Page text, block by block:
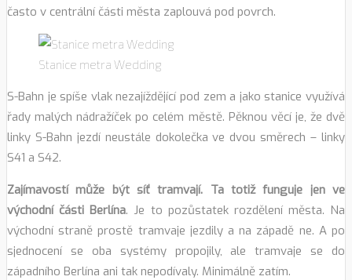
často v centrální části města zaplouvá pod povrch.
Stanice metra Wedding
S-Bahn je spíše vlak nezajíždějící pod zem a jako stanice využívá
řady malých nádražíček po celém městě. Pěknou věcí je, že dvě
linky S-Bahn jezdí neustále dokolečka ve dvou směrech – linky
S41 a S42.
Zajímavostí může být síť tramvají. Ta totiž funguje jen ve
východní části Berlína. Je to pozůstatek rozdělení města. Na
východní straně prostě tramvaje jezdily a na západě ne. A po
sjednocení se oba systémy propojily, ale tramvaje se do
západního Berlína ani tak nepodívaly. Minimálně zatím.